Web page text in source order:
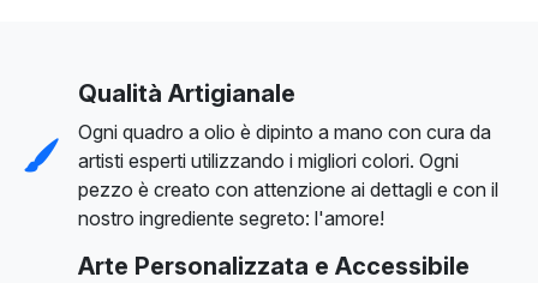
Qualità Artigianale
Ogni quadro a olio è dipinto a mano con cura da
artisti esperti utilizzando i migliori colori. Ogni
pezzo è creato con attenzione ai dettagli e con il
nostro ingrediente segreto: l'amore!
Arte Personalizzata e Accessibile